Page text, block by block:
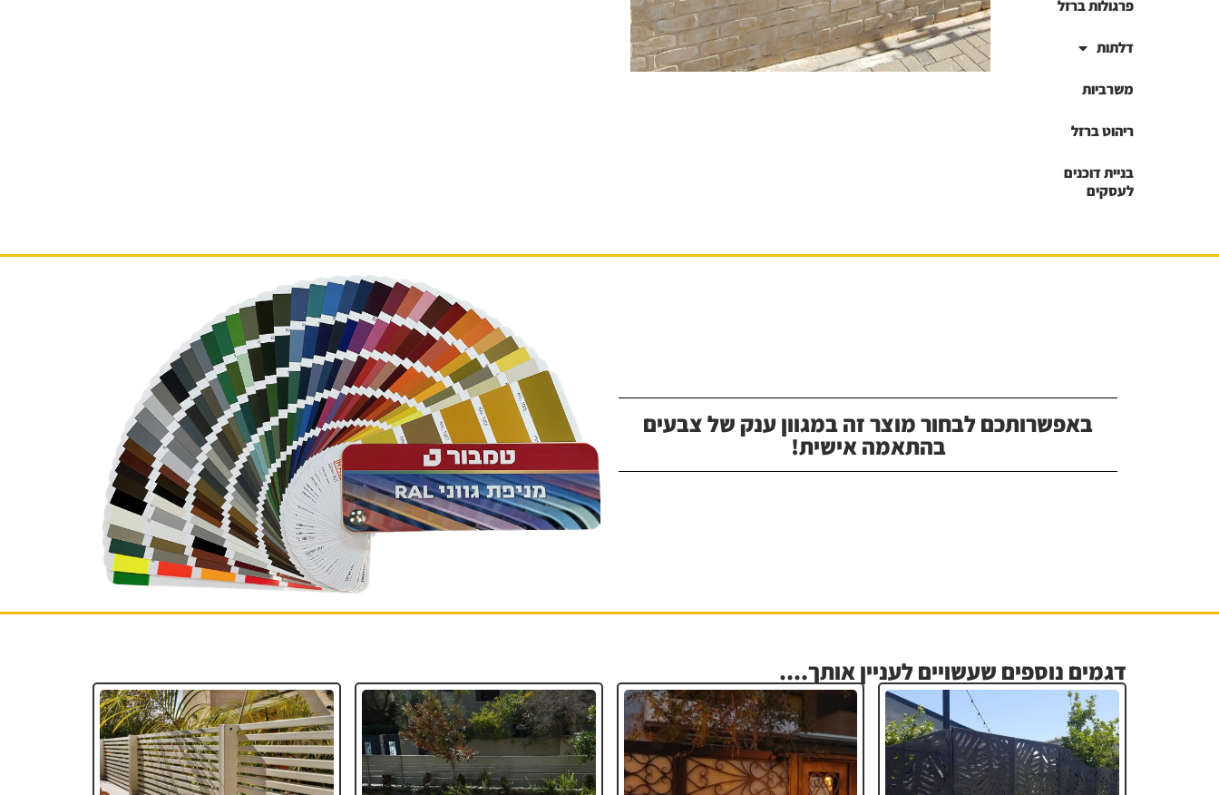
פרגולות ברזל
דלתות
משרביות
ריהוט ברזל
בניית דוכנים
לעסקים
באפשרותכם לבחור מוצר זה במגוון ענק של צבעים
בהתאמה אישית!
דגמים נוספים שעשויים לעניין אותך....